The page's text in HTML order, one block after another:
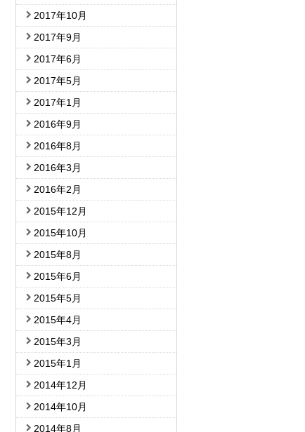
2017年10月
2017年9月
2017年6月
2017年5月
2017年1月
2016年9月
2016年8月
2016年3月
2016年2月
2015年12月
2015年10月
2015年8月
2015年6月
2015年5月
2015年4月
2015年3月
2015年1月
2014年12月
2014年10月
2014年8月